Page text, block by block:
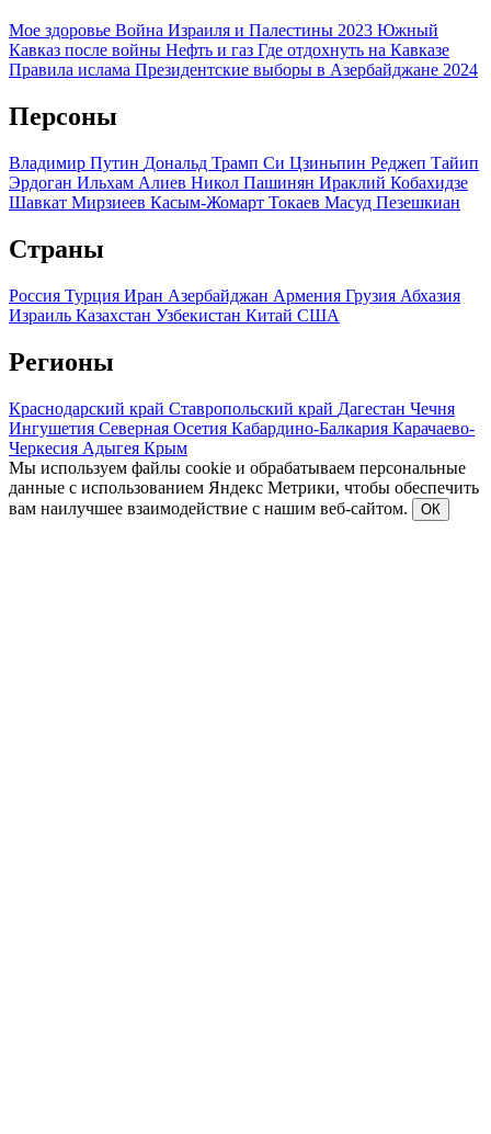
Мое здоровье Война Израиля и Палестины 2023 Южный
Кавказ после войны Нефть и газ Где отдохнуть на Кавказе
Правила ислама Президентские выборы в Азербайджане 2024
Персоны
Владимир Путин Дональд Трамп Си Цзиньпин Реджеп Тайип
Эрдоган Ильхам Алиев Никол Пашинян Ираклий Кобахидзе
Шавкат Мирзиеев Касым-Жомарт Токаев Масуд Пезешкиан
Страны
Россия Турция Иран Азербайджан Армения Грузия Абхазия
Израиль Казахстан Узбекистан Китай США
Регионы
Краснодарский край Ставропольский край Дагестан Чечня
Ингушетия Северная Осетия Кабардино-Балкария Карачаево-
Черкесия Адыгея Крым
Мы используем файлы cookie и обрабатываем персональные
данные с использованием Яндекс Метрики, чтобы обеспечить
вам наилучшее взаимодействие с нашим веб-сайтом.
ОК